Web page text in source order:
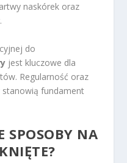
naskórek oraz
do
jest kluczowe dla
Regularność oraz
fundament
SPOSOBY NA